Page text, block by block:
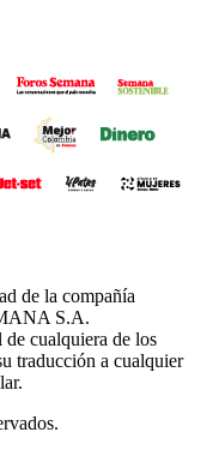
de la compañía
S.A.
cualquiera de los
traducción a cualquier